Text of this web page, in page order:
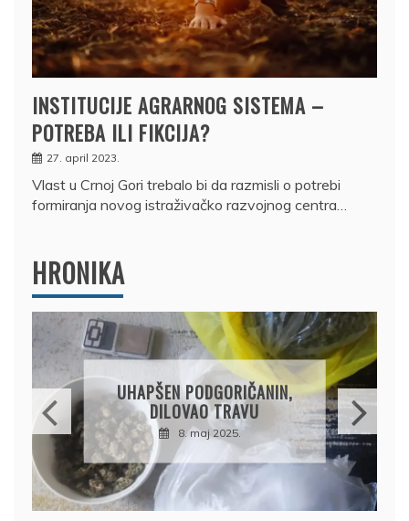
INSTITUCIJE AGRARNOG SISTEMA –
POTREBA ILI FIKCIJA?
27. april 2023.
Vlast u Crnoj Gori trebalo bi da razmisli o potrebi
formiranja novog istraživačko razvojnog centra…
HRONIKA
DRŽAVLJANIN RUSIJE
OSUMNJIČEN DA JE
PRODAO TUĐI BMW,
DRŽAVU NAPUSTIO
BRODOM
12. februar 2025.